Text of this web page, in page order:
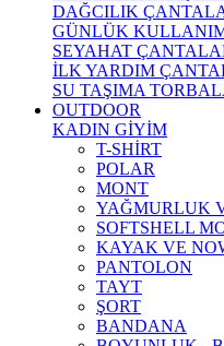
DAĞCILIK
GÜNLÜK
SEYAHAT
İLK YARDIM
SU TAŞIMA
OUTDOOR
KADIN GİYİM
T-SHİRT
POLAR
MONT
YAĞMURLUK
SOFTSHELL
KAYAK VE
PANTOLON
TAYT
ŞORT
BANDANA